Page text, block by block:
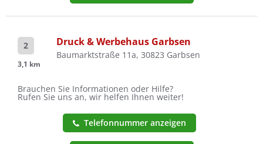
2
3,1 km
Druck & Werbehaus Garbsen
Baumarktstraße 11a, 30823 Garbsen
Brauchen Sie Informationen oder Hilfe?
Rufen Sie uns an, wir helfen Ihnen weiter!
Telefonnummer anzeigen